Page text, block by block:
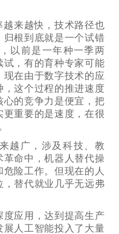
来越快，技术路径也
归根到底就是一个试错
，以前是一年种一季两
试，有的育种专家可能
在由于数字技术的应
，这个过程的推进速度
心的竞争力是便宜，把
重要的是速度，在很
越广，涉及科技、教
命中，机器人替代操
险工作。但现在的人
替代就业几乎无远弗
度应用，达到 提高生产
展人工智能投入了大量